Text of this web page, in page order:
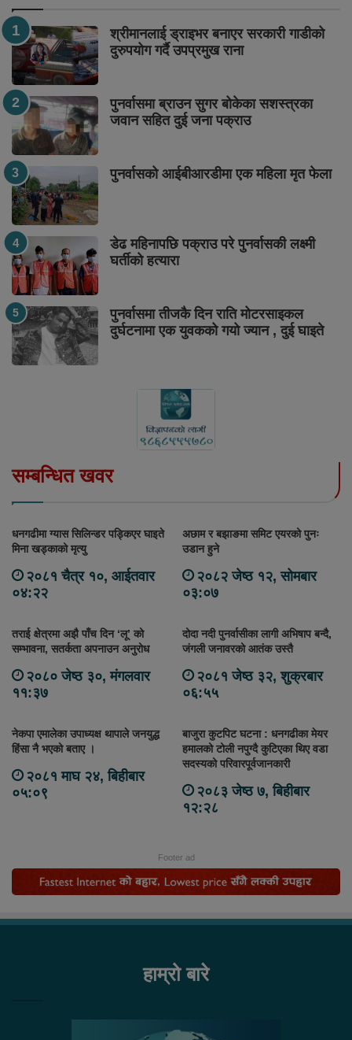
श्रीमानलाई ड्राइभर बनाएर सरकारी गाडीको
दुरुपयोग गर्दै उपप्रमुख राना
पुनर्वासमा ब्राउन सुगर बोकेका सशस्त्रका
जवान सहित दुई जना पक्राउ
पुनर्वासको आईबीआरडीमा एक महिला मृत फेला
डेढ महिनापछि पक्राउ परे पुनर्वासकी लक्ष्मी
घर्तीको हत्यारा
पुनर्वासमा तीजकै दिन राति मोटरसाइकल
दुर्घटनामा एक युवकको गयो ज्यान , दुई घाइते
सम्बन्धित खवर
धनगढीमा ग्यास सिलिन्डर पड्किएर घाइते
मिना खड्काको मृत्यु
२०८१ चैत्र १०, आईतवार
०४:२२
अछाम र बझाङमा समिट एयरको पुनः
उडान हुने
२०८२ जेष्ठ १२, सोमबार
०३:०७
तराई क्षेत्रमा अझै पाँच दिन ‘लू’ को
सम्भावना, सतर्कता अपनाउन अनुरोध
२०८० जेष्ठ ३०, मंगलवार
११:३७
दोदा नदी पुनर्वासीका लागी अभिषाप बन्दै,
जंगली जनावरको आतंक उस्तै
२०८१ जेष्ठ ३२, शुक्रबार
०६:५५
नेकपा एमालेका उपाध्यक्ष थापाले जनयुद्ध
हिंसा नै भएको बताए ।
२०८१ माघ २४, बिहीबार
०५:०९
बाजुरा कुटपिट घटना : धनगढीका मेयर
हमालको टोली नपुग्दै कुटिएका थिए वडा
सदस्यको परिवारपूर्वजानकारी
२०८३ जेष्ठ ७, बिहीबार
१२:२८
Footer ad
हाम्रो बारे